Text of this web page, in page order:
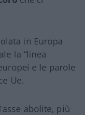
in Europa
la “linea
e le parole
Ue.
abolite, più